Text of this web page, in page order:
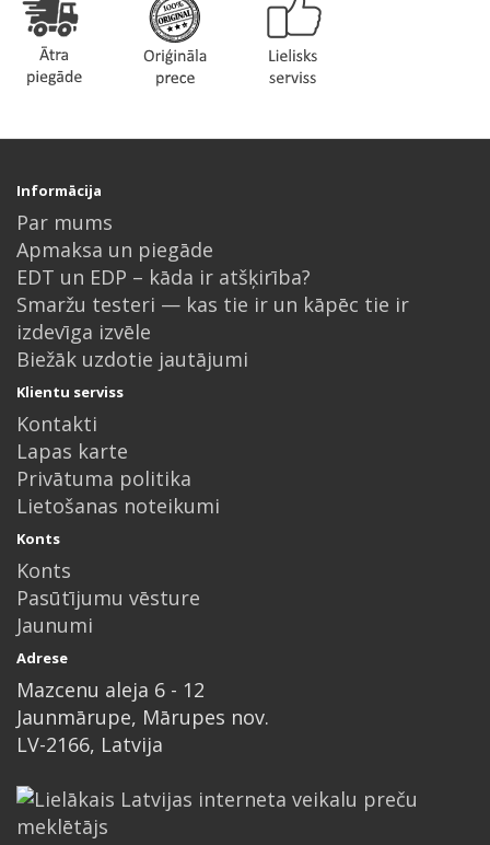
Informācija
Par mums
Apmaksa un piegāde
EDT un EDP – kāda ir atšķirība?
Smaržu testeri — kas tie ir un kāpēc tie ir
izdevīga izvēle
Biežāk uzdotie jautājumi
Klientu serviss
Kontakti
Lapas karte
Privātuma politika
Lietošanas noteikumi
Konts
Konts
Pasūtījumu vēsture
Jaunumi
Adrese
Mazcenu aleja 6 - 12
Jaunmārupe, Mārupes nov.
LV-2166, Latvija